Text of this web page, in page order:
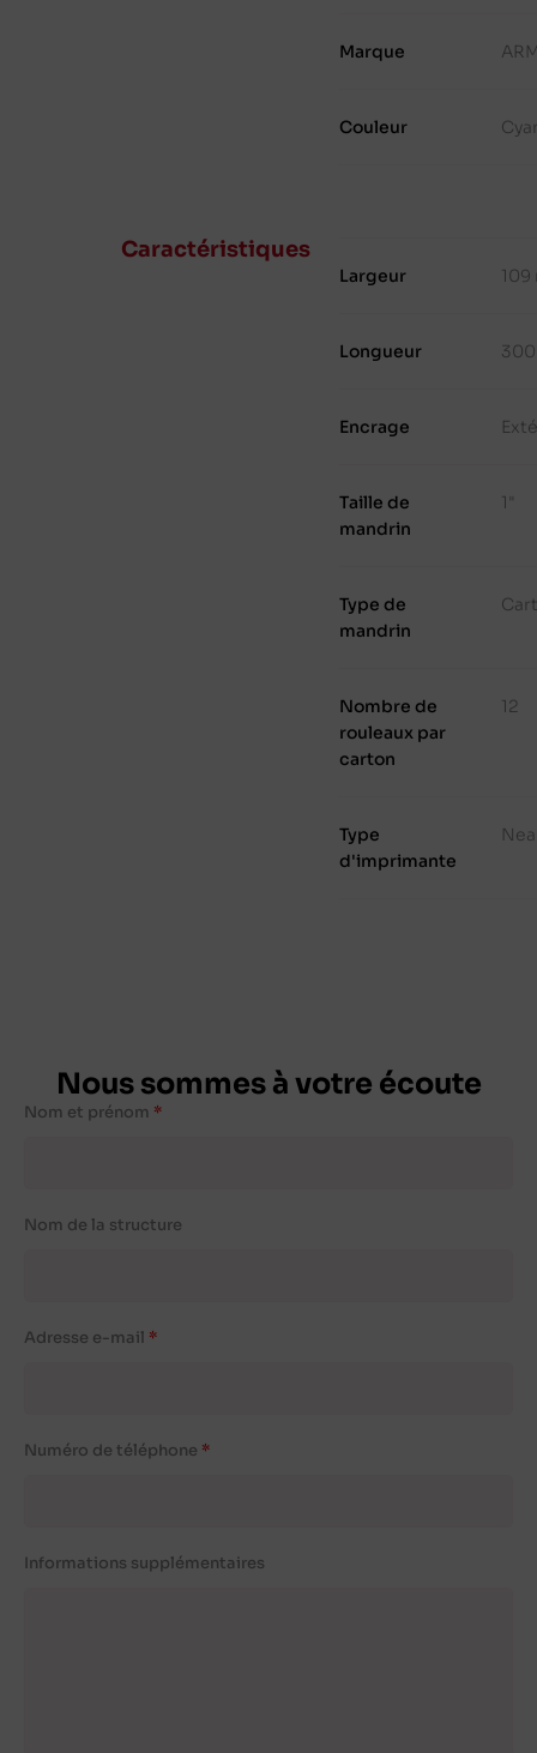
Marque
Couleur
Caractéristiques
Largeur 109
Longueur
Encrage
Taille de
mandrin
1"
Type de
mandrin
Nombre de
rouleaux par
carton
12
Type
d'imprimante
Nous sommes à votre écoute
Nom et prénom
Nom de la structure
Adresse e-mail
Numéro de téléphone
Informations supplémentaires